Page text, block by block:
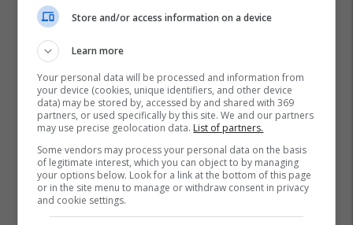
Store and/or access information on a device
Learn more
Your personal data will be processed and information from
your device (cookies, unique identifiers, and other device
data) may be stored by, accessed by and shared with 369
partners, or used specifically by this site. We and our partners
may use precise geolocation data. List of partners.
Some vendors may process your personal data on the basis
of legitimate interest, which you can object to by managing
your options below. Look for a link at the bottom of this page
or in the site menu to manage or withdraw consent in privacy
and cookie settings.